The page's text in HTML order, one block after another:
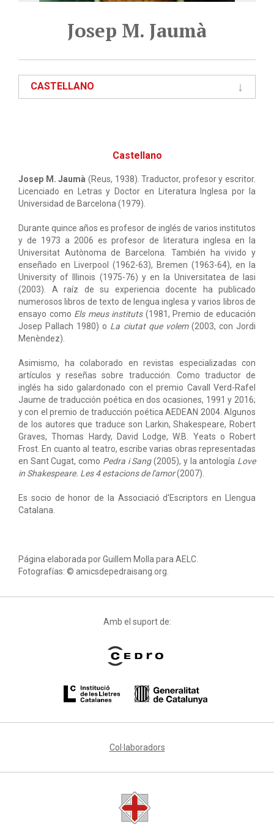
Josep M. Jaumà
CASTELLANO
Castellano
Josep M. Jaumà (Reus, 1938). Traductor, profesor y escritor.
Licenciado en Letras y Doctor en Literatura Inglesa por la
Universidad de Barcelona (1979).
Durante quince años es profesor de inglés de varios institutos
y de 1973 a 2006 es profesor de literatura inglesa en la
Universitat Autònoma de Barcelona. También ha vivido y
enseñado en Liverpool (1962-63), Bremen (1963-64), en la
University of Illinois (1975-76) y en la Universitatea de Iasi
(2003). A raíz de su experiencia docente ha publicado
numerosos libros de texto de lengua inglesa y varios libros de
ensayo como Els meus instituts(1981, Premio de educación
Josep Pallach 1980) o La ciutat que volem(2003, con Jordi
Menèndez).
Asimismo, ha colaborado en revistas especializadas con
artículos y reseñas sobre traducción. Como traductor de
inglés ha sido galardonado con el premio Cavall Verd-Rafel
Jaume de traducción poética en dos ocasiones, 1991 y 2016;
y con el premio de traducción poética AEDEAN 2004. Algunos
de los autores que traduce son Larkin, Shakespeare, Robert
Graves, Thomas Hardy, David Lodge, W.B. Yeats o Robert
Frost. En cuanto al teatro, escribe varias obras representadas
en Sant Cugat, como Pedra i Sang(2005), y la antología Love
in Shakespeare. Les 4 estacions de l'amor(2007).
Es socio de honor de la Associació d'Escriptors en Llengua
Catalana.
Página elaborada por Guillem Molla para AELC.
Fotografías: © amicsdepedraisang.org.
Amb el suport de:
Col·laboradors